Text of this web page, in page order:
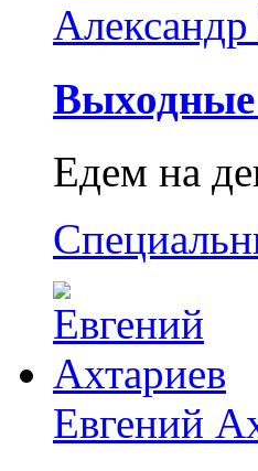
Выходные
Едем на
Евгений